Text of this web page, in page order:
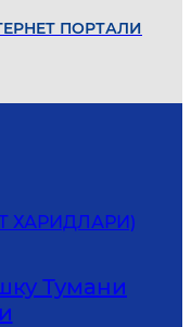
ПОРТАЛИ
ХАРИДЛАРИ)
Тумани